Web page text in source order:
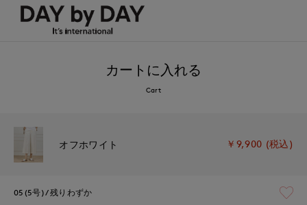
カートに入れる
Cart
オフホワイト ￥9,900 (税込)
05(5号) 残りわずか